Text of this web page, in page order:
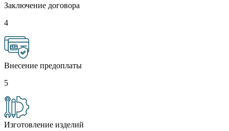
Заключение договора
4
Внесение предоплаты
5
Изготовление изделий